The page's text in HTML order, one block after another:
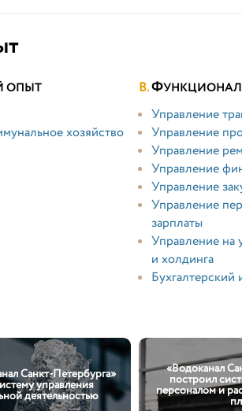
ОПЫТ
хозяйство
Ф
Управление
Управление
Управление
Управление
Управление
Управление
зарплаты
Управление на
и холдинга
Бухгалтерский
Санкт-Петербурга»
управления
деятельностью
«Водоканал
построил
персоналом и